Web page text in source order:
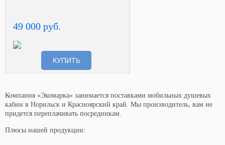
49 000 руб.
КУПИТЬ
Компания «Экомарка» занимается поставками мобильных душевых
кабин в Норильск и Красноярский край. Мы производитель, вам не
придется переплачивать посредникам.
Плюсы нашей продукции: